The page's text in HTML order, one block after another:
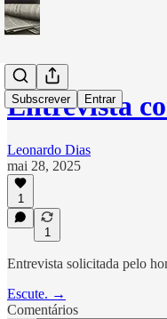
Subscrever Entrar
Entrevista
Leonardo Dias
mai 28, 2025
1
1
Entrevista solicitada pelo
Escute. →
Comentários